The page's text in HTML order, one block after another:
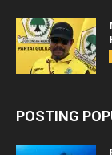
POSTING